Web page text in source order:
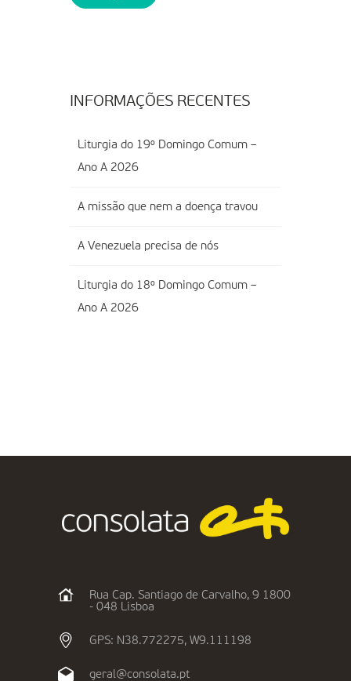
INFORMAÇÕES RECENTES
Liturgia do 19º Domingo Comum –
Ano A 2026
A missão que nem a doença travou
A Venezuela precisa de nós
Liturgia do 18º Domingo Comum –
Ano A 2026
Rua Cap. Santiago de Carvalho, 9 1800
- 048 Lisboa
GPS: N38.772275, W9.111198
geral@consolata.pt